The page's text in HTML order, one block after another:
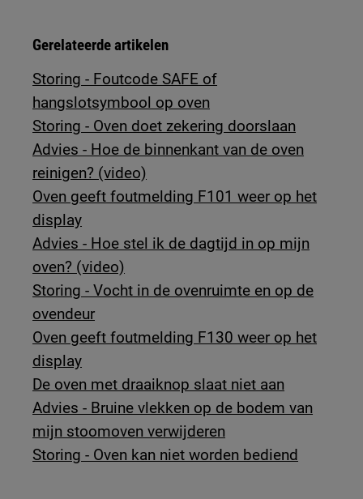
Gerelateerde artikelen
Storing - Foutcode SAFE of
hangslotsymbool op oven
Storing - Oven doet zekering doorslaan
Advies - Hoe de binnenkant van de oven
reinigen? (video)
Oven geeft foutmelding F101 weer op het
display
Advies - Hoe stel ik de dagtijd in op mijn
oven? (video)
Storing - Vocht in de ovenruimte en op de
ovendeur
Oven geeft foutmelding F130 weer op het
display
De oven met draaiknop slaat niet aan
Advies - Bruine vlekken op de bodem van
mijn stoomoven verwijderen
Storing - Oven kan niet worden bediend